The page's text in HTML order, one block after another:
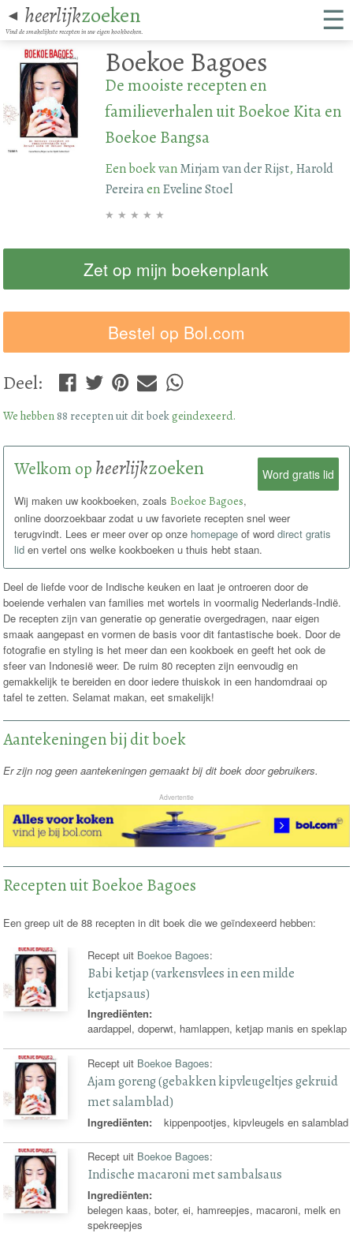
◄ heerlijkzoeken
Vind de smakelijkste recepten in uw eigen kookboeken. ☰
Boekoe Bagoes
De mooiste recepten en
familieverhalen uit Boekoe Kita en
Boekoe Bangsa
Een boek vanMirjam van der Rijst, Harold
PereiraenEveline Stoel
★ ★ ★ ★ ★
Zet op mijn boekenplank
Bestel op Bol.com
Deel:
We hebben 88 recepten uit dit boekgeindexeerd.
Word gratis lid
Welkom op heerlijkzoeken
Wij maken uw kookboeken, zoals Boekoe Bagoes,
online doorzoekbaar zodat u uw favoriete recepten snel weer
terugvindt. Lees er meer over op onze homepage of worddirect gratis
lid en vertel ons welke kookboeken u thuis hebt staan.
Deel de liefde voor de Indische keuken en laat je ontroeren door de
boeiende verhalen van families met wortels in voormalig Nederlands-Indië.
De recepten zijn van generatie op generatie overgedragen, naar eigen
smaak aangepast en vormen de basis voor dit fantastische boek. Door de
fotografie en styling is het meer dan een kookboek en geeft het ook de
sfeer van Indonesië weer. De ruim 80 recepten zijn eenvoudig en
gemakkelijk te bereiden en door iedere thuiskok in een handomdraai op
tafel te zetten. Selamat makan, eet smakelijk!
Aantekeningen bij dit boek
Er zijn nog geen aantekeningen gemaakt bij dit boek door gebruikers.
Advertentie
Recepten uit Boekoe Bagoes
Een greep uit de 88 recepten in dit boek die we geïndexeerd hebben:
Recept uit Boekoe Bagoes:
Babi ketjap (varkensvlees in een milde
ketjapsaus)
Ingrediënten:
aardappel, doperwt, hamlappen, ketjap manis en speklap
Recept uit Boekoe Bagoes:
Ajam goreng (gebakken kipvleugeltjes gekruid
met salamblad)
Ingrediënten: kippenpootjes, kipvleugels en salamblad
Recept uit Boekoe Bagoes:
Indische macaroni met sambalsaus
Ingrediënten:
belegen kaas, boter, ei, hamreepjes, macaroni, melk en
spekreepjes